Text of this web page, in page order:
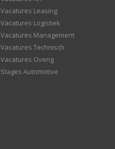
Vacatures Leasing
Vacatures Logistiek
Vacatures Management
Vacatures Technisch
Vacatures Overig
Stages Automotive